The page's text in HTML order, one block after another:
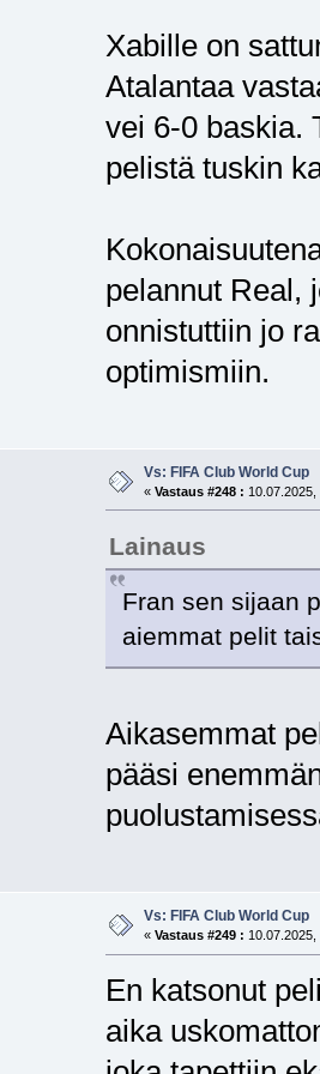
Xabille on
Atalantaa
vei 6-0 baskia.
pelistä tuskin
pelannut Real,
onnistuttiin jo
optimismiin.
Vs: FIFA Club World Cup
« Vastaus #248 :
Lainaus
Fran sen sijaan
aiemmat pelit
Aikasemmat
pääsi
Vs: FIFA Club World Cup
« Vastaus #249 :
En katsonut
aika